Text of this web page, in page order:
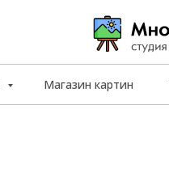
Магазин картин